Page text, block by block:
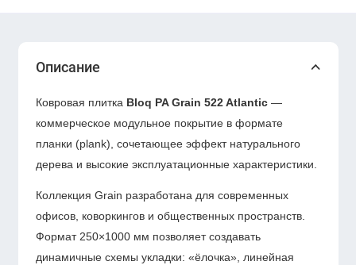
Описание
Ковровая плитка Bloq PA Grain 522 Atlantic —
коммерческое модульное покрытие в формате
планки (plank), сочетающее эффект натурального
дерева и высокие эксплуатационные характеристики.
Коллекция Grain разработана для современных
офисов, коворкингов и общественных пространств.
Формат 250×1000 мм позволяет создавать
динамичные схемы укладки: «ёлочка», линейная